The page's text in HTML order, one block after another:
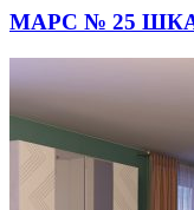
МАРС № 25